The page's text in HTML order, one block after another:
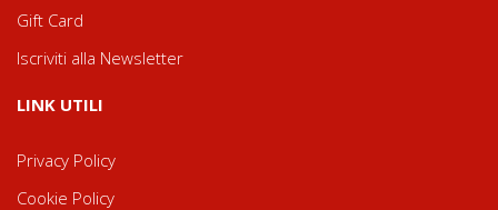
Gift Card
Iscriviti alla Newsletter
LINK UTILI
Privacy Policy
Cookie Policy